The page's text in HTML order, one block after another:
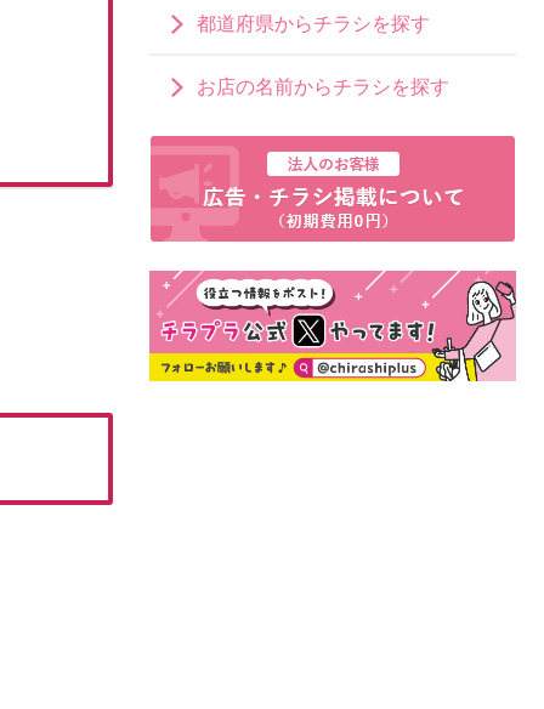
都道府県からチラシを探す
お店の名前からチラシを探す